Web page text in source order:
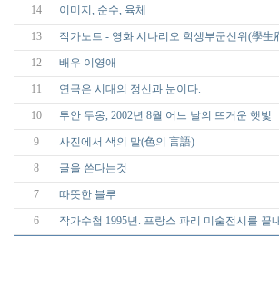
14 이미지, 순수, 육체
13 작가노트 - 영화 시나리오 학생부군신위(學
12 배우 이영애
11 연극은 시대의 정신과 눈이다.
10 투안 두옹, 2002년 8월 어느 날의 뜨거운 햇빛
9 사진에서 색의 말(色의 言語)
8 글을 쓴다는것
7 따뜻한 블루
6 작가수첩 1995년. 프랑스 파리 미술전시를 끝